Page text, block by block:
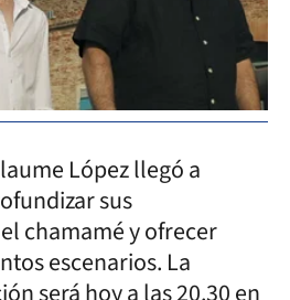
López llegó a
sus
chamamé y ofrecer
escenarios. La